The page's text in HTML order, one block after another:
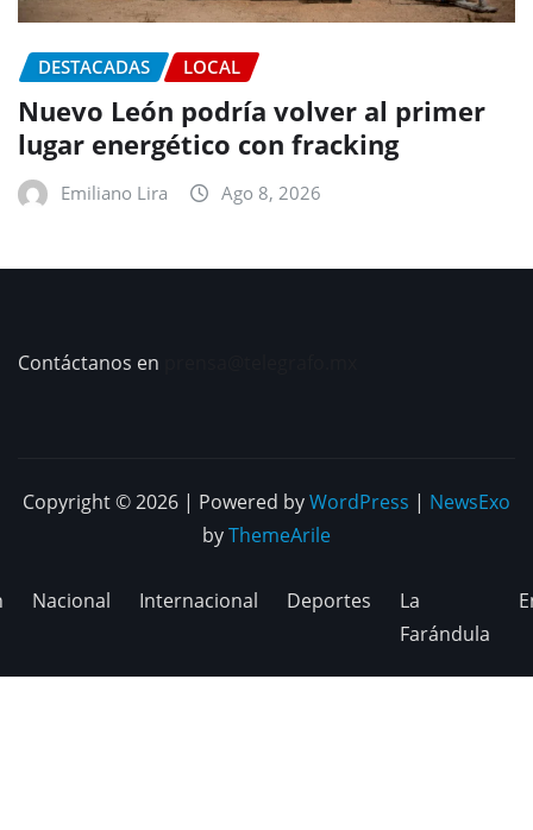
DESTACADAS LOCAL
Nuevo León podría volver al primer
lugar energético con fracking
Emiliano Lira Ago 8, 2026
Contáctanos en
Copyright © 2026 | Powered byWordPress | NewsExo
byThemeArile
Nacional Internacional Deportes
La
Farándula